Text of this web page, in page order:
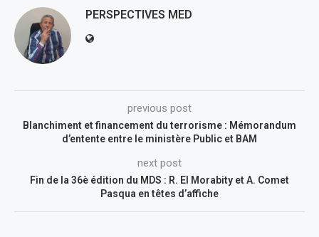
PERSPECTIVES MED
previous post
Blanchiment et financement du terrorisme : Mémorandum
d’entente entre le ministère Public et BAM
next post
Fin de la 36è édition du MDS : R. El Morabity et A. Comet
Pasqua en têtes d’affiche